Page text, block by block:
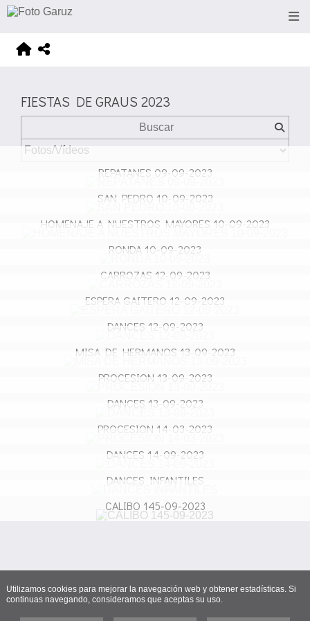
FIESTAS DE GRAUS 2023
REPATANES 09-09-2023
SAN PEDRO 10-09-2023
HOMENAJE A NUESTROS MAYORES 10-09-2023
RONDA 10-09-2023
CARROZAS 12-09-2023
ESPERA GAITERO 12-09-2023
DANCES 12-09-2023
MISA DE HERMANOS 13-09-2023
PROCESION 13-09-2023
DANCES 13-09-2023
PROCESION 14-03-2023
DANCES 14-09-2023
DANCES INFANTILES
CALIBO 145-09-2023
Utilizamos cookies para mejorar la navegación web y obtener estadísticas. Si
continuas navegando, consideramos que aceptas su uso.